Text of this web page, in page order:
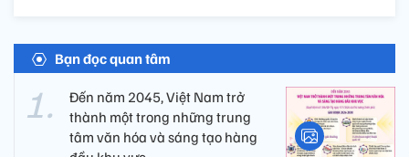
Bạn đọc quan tâm
Đến năm 2045, Việt Nam trở
thành một trong những trung
tâm văn hóa và sáng tạo hàng